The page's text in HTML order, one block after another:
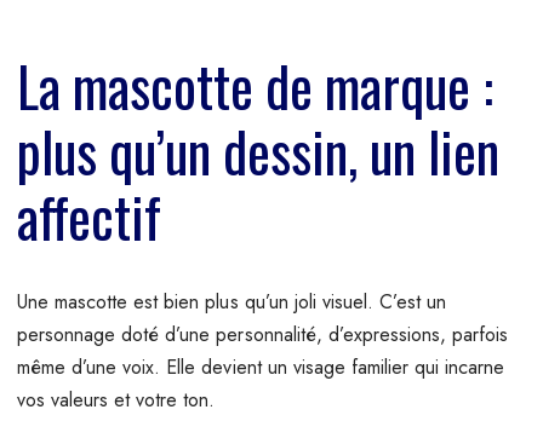
La mascotte de marque :
plus qu’un dessin, un lien
affectif
Une mascotte est bien plus qu’un joli visuel. C’est un
personnage doté d’une personnalité, d’expressions, parfois
même d’une voix. Elle devient un visage familier qui incarne
vos valeurs et votre ton.